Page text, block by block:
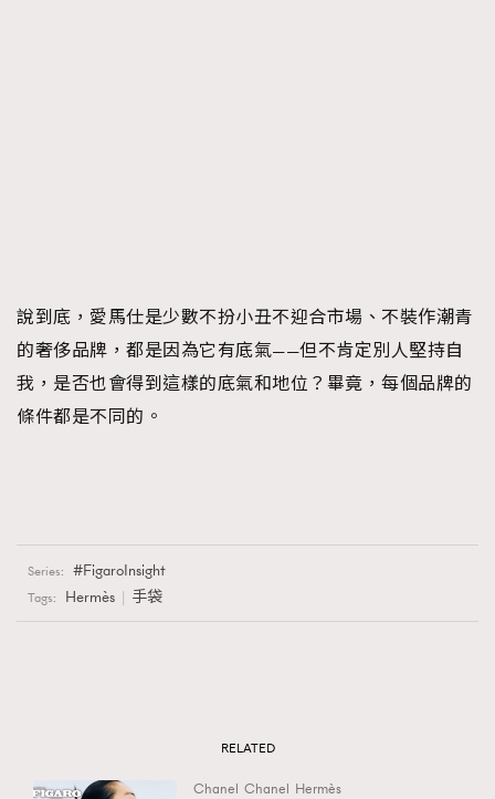
說到底，愛馬仕是少數不扮小丑不迎合市場、不裝作潮青
的奢侈品牌，都是因為它有底氣——但不肯定別人堅持自
我，是否也會得到這樣的底氣和地位？畢竟，每個品牌的
條件都是不同的。
Series: FigaroInsight
Tags: Hermès 手袋
RELATED
Chanel Chanel Hermès